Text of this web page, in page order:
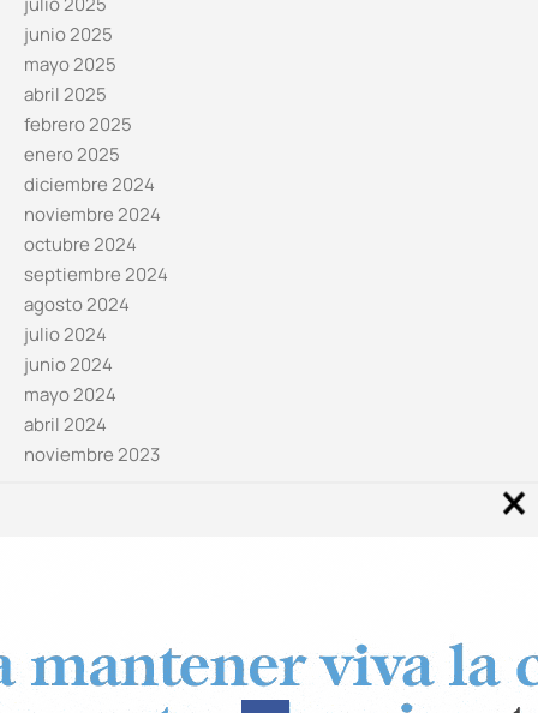
junio 2025
mayo 2025
abril 2025
febrero 2025
enero 2025
diciembre 2024
noviembre 2024
octubre 2024
septiembre 2024
agosto 2024
julio 2024
junio 2024
mayo 2024
abril 2024
noviembre 2023